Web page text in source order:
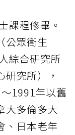
課程修畢。
公眾衛生
綜合研究所
研究所），
1991年以舊
大多倫多大
、日本老年